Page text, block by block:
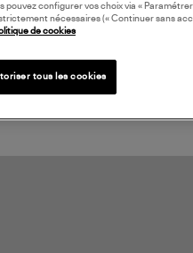
pouvez configurer vos choix via « Paramétrer
nécessaires (« Continuer sans
de cookies
tous les cookies